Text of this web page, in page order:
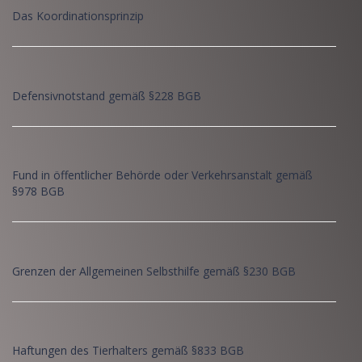
Das Koordinationsprinzip
Defensivnotstand gemäß §228 BGB
Fund in öffentlicher Behörde oder Verkehrsanstalt gemäß
§978 BGB
Grenzen der Allgemeinen Selbsthilfe gemäß §230 BGB
Haftungen des Tierhalters gemäß §833 BGB